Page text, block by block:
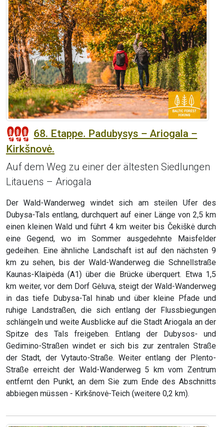
68. Etappe. Padubysys – Ariogala –
Kirkšnovė.
Auf dem Weg zu einer der ältesten Siedlungen
Litauens – Ariogala
Der Wald-Wanderweg windet sich am steilen Ufer des
Dubysa-Tals entlang, durchquert auf einer Länge von 2,5 km
einen kleinen Wald und führt 4 km weiter bis Čekiškė durch
eine Gegend, wo im Sommer ausgedehnte Maisfelder
gedeihen. Eine ähnliche Landschaft ist auf den nächsten 9
km zu sehen, bis der Wald-Wanderweg die Schnellstraße
Kaunas-Klaipėda (A1) über die Brücke überquert. Etwa 1,5
km weiter, vor dem Dorf Gėluva, steigt der Wald-Wanderweg
in das tiefe Dubysa-Tal hinab und über kleine Pfade und
ruhige Landstraßen, die sich entlang der Flussbiegungen
schlängeln und weite Ausblicke auf die Stadt Ariogala an der
Spitze des Tals freigeben. Entlang der Dubysos- und
Gedimino-Straßen windet er sich bis zur zentralen Straße
der Stadt, der Vytauto-Straße. Weiter entlang der Plento-
Straße erreicht der Wald-Wanderweg 5 km vom Zentrum
entfernt den Punkt, an dem Sie zum Ende des Abschnitts
abbiegen müssen - Kirkšnovė-Teich (weitere 0,2 km).